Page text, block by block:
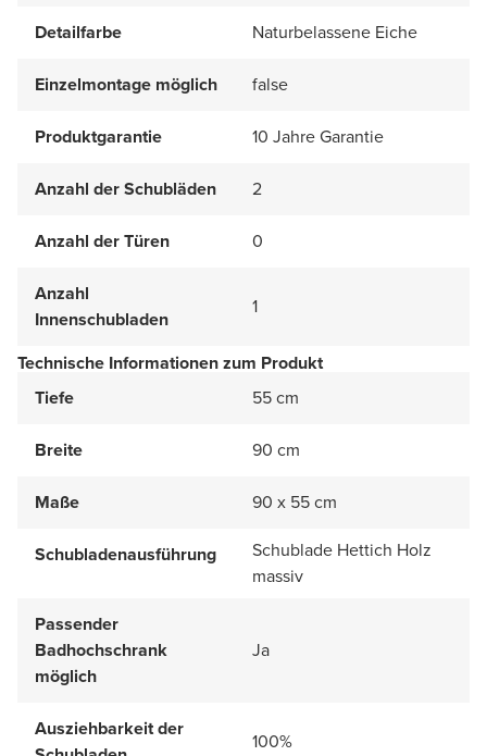
Detailfarbe Naturbelassene Eiche
Einzelmontage möglich false
Produktgarantie 10 Jahre Garantie
Anzahl der Schubläden 2
Anzahl der Türen 0
Anzahl
Innenschubladen
1
Technische Informationen zum Produkt
Tiefe
55 cm
Breite 90 cm
Maße 90 x 55 cm
Schubladenausführung
Schublade Hettich Holz
massiv
Passender
Badhochschrank
möglich
Ja
Ausziehbarkeit der
100%